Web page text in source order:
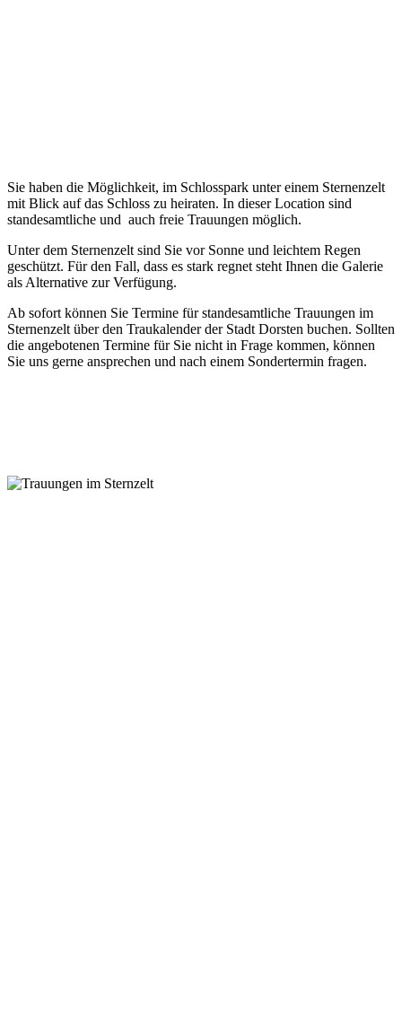
Sie haben die Möglichkeit, im Schlosspark unter einem Sternenzelt
mit Blick auf das Schloss zu heiraten. In dieser Location sind
standesamtliche und auch freie Trauungen möglich.
Unter dem Sternenzelt sind Sie vor Sonne und leichtem Regen
geschützt. Für den Fall, dass es stark regnet steht Ihnen die Galerie
als Alternative zur Verfügung.
Ab sofort können Sie Termine für standesamtliche Trauungen im
Sternenzelt über den Traukalender der Stadt Dorsten buchen. Sollten
die angebotenen Termine für Sie nicht in Frage kommen, können
Sie uns gerne ansprechen und nach einem Sondertermin fragen.